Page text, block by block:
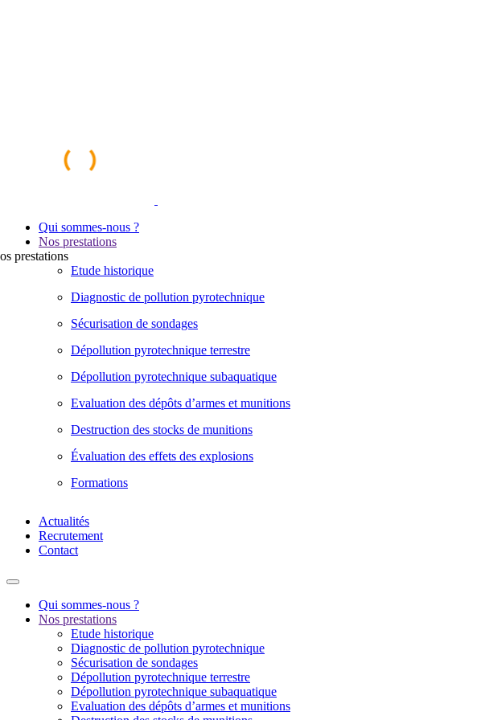
Qui sommes-nous ?
Nos prestations
prestations
Etude historique
Diagnostic de pollution pyrotechnique
Sécurisation de sondages
Dépollution pyrotechnique terrestre
Dépollution pyrotechnique subaquatique
Evaluation des dépôts d’armes et munitions
Destruction des stocks de munitions
Évaluation des effets des explosions
Formations
Actualités
Recrutement
Contact
Qui sommes-nous ?
Nos prestations
Etude historique
Diagnostic de pollution pyrotechnique
Sécurisation de sondages
Dépollution pyrotechnique terrestre
Dépollution pyrotechnique subaquatique
Evaluation des dépôts d’armes et munitions